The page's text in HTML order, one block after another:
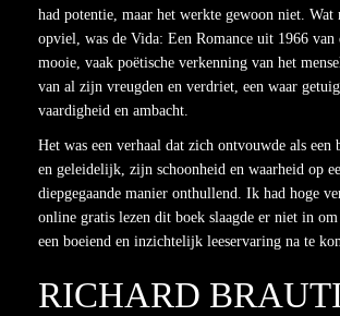
had potentie, maar het werkte gewoon niet. Wat
opviel, was de Vida: Een Romance uit 1966 van
mooie, vaak poëtische verkenning van het
van al zijn vreugden en verdriet, een waar
vaardigheid en ambacht.
Het was een verhaal dat zich ontvouwde als een
en geleidelijk, zijn schoonheid en waarheid op
diepgegaande manier onthullend. Ik had hoge
online gratis lezen dit boek slaagde er niet in
een boeiend en inzichtelijk leeservaring na te
RICHARD